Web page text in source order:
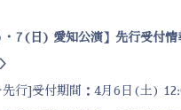
・ 7( 日 ) 愛知公演】先行受付情
先行]受付期間：4月6日(土)